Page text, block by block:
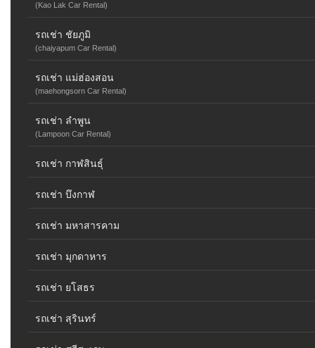
(Kao Lak Car Rental)
รถเช่า ชัยภูมิ
(chaiyapum Car Rental)
รถเช่า แม่ฮ่องสอน
(maehongsorn Car Rental)
รถเช่า ลำพูน
(Lampoon Car Rental)
รถเช่า กาฬสินธุ์
รถเช่า บึงกาฬ
รถเช่า มหาสารคาม
รถเช่า มุกดาหาร
รถเช่า ยโสธร
รถเช่า สุรินทร์